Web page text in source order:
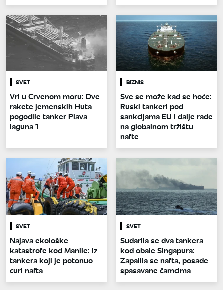
SVET
Vri u Crvenom moru: Dve
rakete jemenskih Huta
pogodile tanker Plava
laguna 1
BIZNIS
Sve se može kad se hoće:
Ruski tankeri pod
sankcijama EU i dalje rade
na globalnom tržištu
nafte
SVET
Najava ekološke
katastrofe kod Manile: Iz
tankera koji je potonuo
curi nafta
SVET
Sudarila se dva tankera
kod obale Singapura:
Zapalila se nafta, posade
spasavane čamcima